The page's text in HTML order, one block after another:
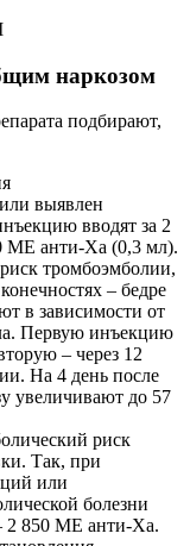
наркозом
подбирают,
выявлен
вводят за 2
МЕ анти-Xa (0,3 мл).
тромбоэмболии,
– бедре
в зависимости от
Первую инъекцию
– через 12
На 4 день после
увеличивают до 57
риск
Так, при
или
болезни
2 850 МЕ анти-Xa.